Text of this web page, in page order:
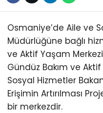
KÜLTÜR/SANAT
Osmaniye’de Aile ve
Müdürlüğüne bağlı
ve Aktif Yaşam
Gündüz Bakım ve
Sosyal Hizmetler
Erişimin Artırılması
bir merkezdir.